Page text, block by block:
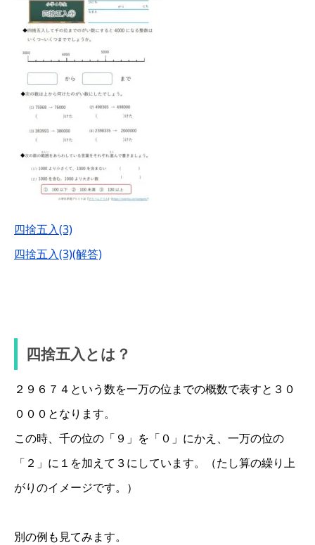
四捨五入(3)
四捨五入(3)(解答)
四捨五入とは？
２９６７４という数を一万の位までの概数で表すと３０
０００となります。
この時、千の位の「９」を「０」にかえ、一万の位の
「２」に１を加えて３にしています。（たし算の繰り上
がりのイメージです。）
別の例も見てみます。